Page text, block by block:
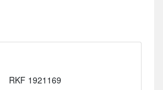
RKF 1921169